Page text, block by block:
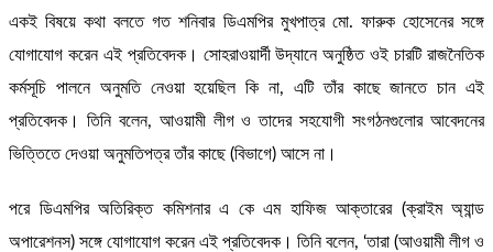
একই বিষয়ে কথা বলতে গত শনিবার ডিএমপির মুখপাত্র মো. ফারুক হোসেনের সঙ্গে
যোগাযোগ করেন এই প্রতিবেদক। সোহরাওয়ার্দী উদ্যানে অনুষ্ঠিত ওই চারটি রাজনৈতিক
কর্মসূচি পালনে অনুমতি নেওয়া হয়েছিল কি না, এটি তাঁর কাছে জানতে চান এই
প্রতিবেদক। তিনি বলেন, আওয়ামী লীগ ও তাদের সহযোগী সংগঠনগুলোর আবেদনের
ভিত্তিতে দেওয়া অনুমতিপত্র তাঁর কাছে (বিভাগে) আসে না।
পরে ডিএমপির অতিরিক্ত কমিশনার এ কে এম হাফিজ আক্তারের (ক্রাইম অ্যান্ড
অপারেশনস) সঙ্গে যোগাযোগ করেন এই প্রতিবেদক। তিনি বলেন, ‘তারা (আওয়ামী লীগ ও